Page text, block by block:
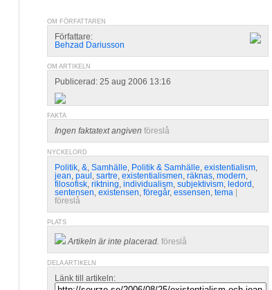
OM FÖRFATTAREN
Författare:
Behzad Dariusson
OM ARTIKELN
Publicerad: 25 aug 2006 13:16
FAKTA
Ingen faktatext angiven föreslå
NYCKELORD
Politik, &, Samhälle, Politik & Samhälle, existentialism,
jean, paul , sartre, existentialismen, räknas, modern,
filosofisk, riktning, individualism, subjektivism, ledord ,
sentensen, existensen, föregår, essensen, tema
föreslå
PLATS
Artikeln är inte placerad. föreslå
DELA ARTIKELN
Länk till artikeln: